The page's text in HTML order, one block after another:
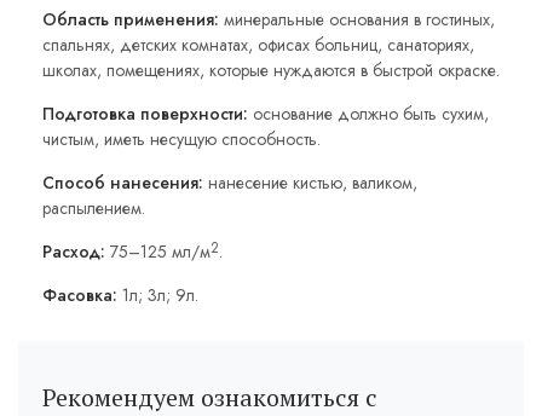
Область применения: минеральные основания в гостиных,
спальнях, детских комнатах, офисах больниц, санаториях,
школах, помещениях, которые нуждаются в быстрой окраске.
Подготовка поверхности: основание должно быть сухим,
чистым, иметь несущую способность.
Способ нанесения: нанесение кистью, валиком,
распылением.
Расход: 75–125 мл/м2.
Фасовка: 1л; 3л; 9л.
Рекомендуем ознакомиться с